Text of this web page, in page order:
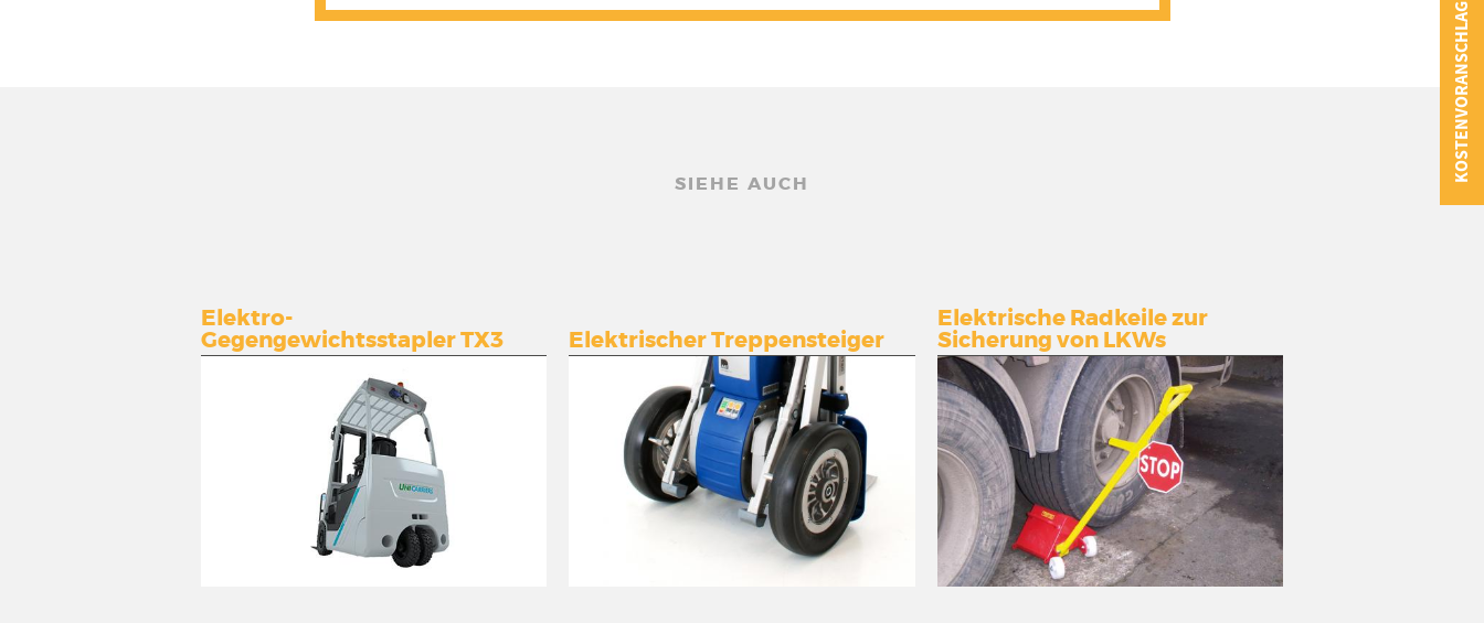
KOSTENVORANSCHLAG
SIEHE AUCH
Elektro-
Gegengewichtsstapler TX3
Elektrischer Treppensteiger
Elektrische Radkeile zur
Sicherung von LKWs